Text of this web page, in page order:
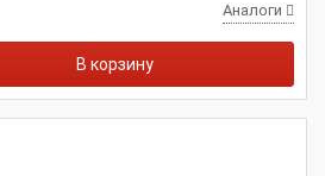
Аналоги
В корзину